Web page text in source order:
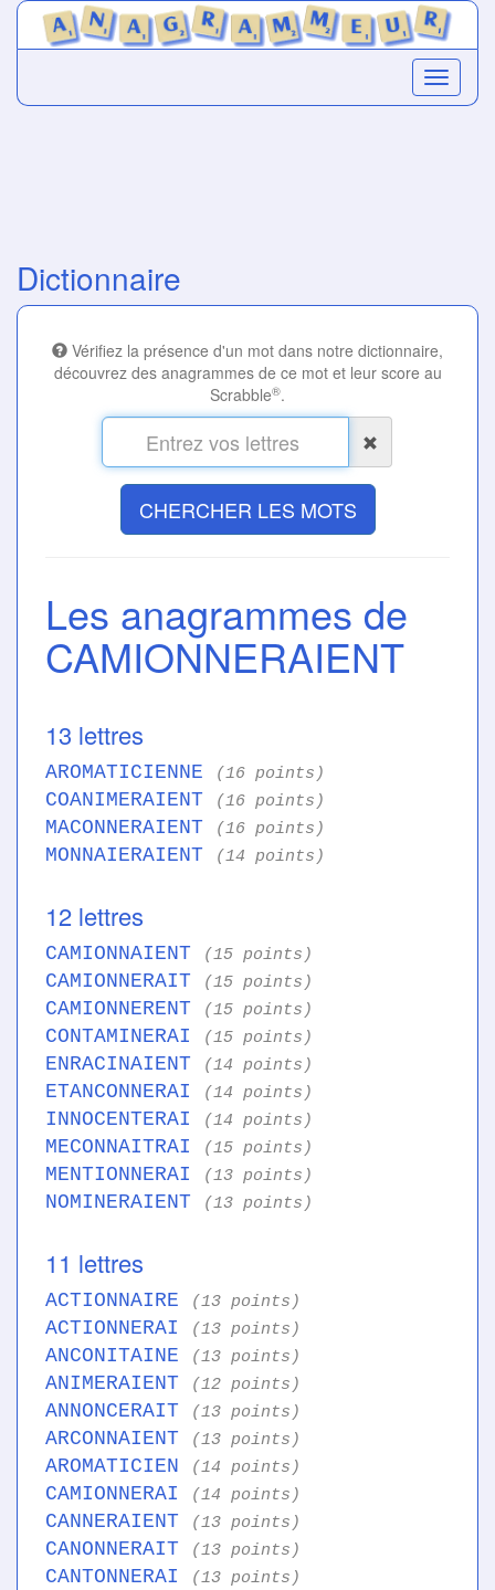
Dictionnaire
Vérifiez la présence d'un mot dans notre dictionnaire,
découvrez des anagrammes de ce mot et leur score au
Scrabble®.
CHERCHER LES MOTS
Les anagrammes de
CAMIONNERAIENT
13 lettres
AROMATICIENNE (16 points)
COANIMERAIENT (16 points)
MACONNERAIENT (16 points)
MONNAIERAIENT (14 points)
12 lettres
CAMIONNAIENT (15 points)
CAMIONNERAIT (15 points)
CAMIONNERENT (15 points)
CONTAMINERAI (15 points)
ENRACINAIENT (14 points)
ETANCONNERAI (14 points)
INNOCENTERAI (14 points)
MECONNAITRAI (15 points)
MENTIONNERAI (13 points)
NOMINERAIENT (13 points)
11 lettres
ACTIONNAIRE (13 points)
ACTIONNERAI (13 points)
ANCONITAINE (13 points)
ANIMERAIENT (12 points)
ANNONCERAIT (13 points)
ARCONNAIENT (13 points)
AROMATICIEN (14 points)
CAMIONNERAI (14 points)
CANNERAIENT (13 points)
CANONNERAIT (13 points)
CANTONNERAI (13 points)